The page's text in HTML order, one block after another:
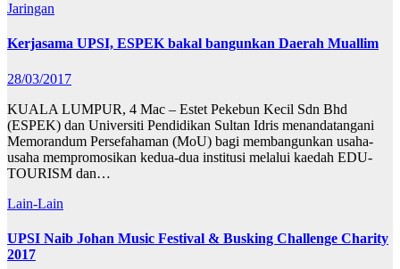
Jaringan
Kerjasama UPSI, ESPEK bakal bangunkan Daerah Muallim
28/03/2017
KUALA LUMPUR, 4 Mac – Estet Pekebun Kecil Sdn Bhd
(ESPEK) dan Universiti Pendidikan Sultan Idris menandatangani
Memorandum Persefahaman (MoU) bagi membangunkan usaha-
usaha mempromosikan kedua-dua institusi melalui kaedah EDU-
TOURISM dan…
Lain-Lain
UPSI Naib Johan Music Festival & Busking Challenge Charity
2017